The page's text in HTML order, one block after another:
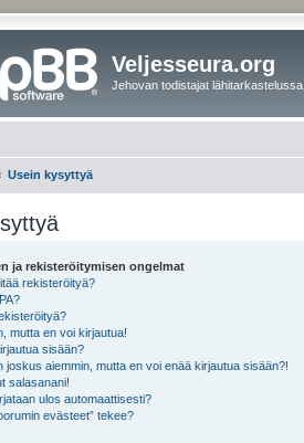
Veljesseura.org
Jehovan todistajat lähitarkastelussa
Usein kysyttyä
ja rekisteröitymisen ongelmat
rekisteröityä?
mutta en voi kirjautua!
sisään?
joskus aiemmin, mutta en voi enää kirjautua sisään?!
salasanani!
ulos automaattisesti?
evästeet” tekee?